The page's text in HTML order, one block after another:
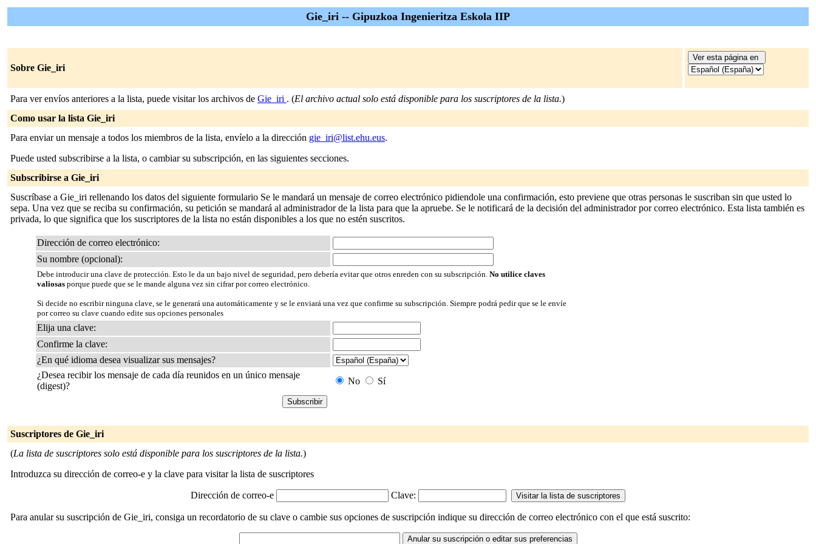
Gie_iri -- Gipuzkoa Ingenieritza Eskola IIP
Sobre Gie_iri
Para ver envíos anteriores a la lista, puede visitar los archivos de Gie_iri . (El archivo actual solo está disponible para los suscriptores de la lista.)
Como usar la lista Gie_iri
Para enviar un mensaje a todos los miembros de la lista, envíelo a la dirección gie_iri@list.ehu.eus.
Puede usted subscribirse a la lista, o cambiar su subscripción, en las siguientes secciones.
Subscribirse a Gie_iri
Suscríbase a Gie_iri rellenando los datos del siguiente formulario Se le mandará un mensaje de correo electrónico pidiendole una confirmación, esto previene que otras personas le suscriban sin que usted lo
sepa. Una vez que se reciba su confirmación, su petición se mandará al administrador de la lista para que la apruebe. Se le notificará de la decisión del administrador por correo electrónico. Esta lista también es
privada, lo que significa que los suscriptores de la lista no están disponibles a los que no estén suscritos.
Dirección de correo electrónico:
Su nombre (opcional):
Debe introducir una clave de protección. Esto le da un bajo nivel de seguridad, pero debería evitar que otros enreden con su subscripción. No utilice claves
valiosas porque puede que se le mande alguna vez sin cifrar por correo electrónico.
Si decide no escribir ninguna clave, se le generará una automáticamente y se le enviará una vez que confirme su subscripción. Siempre podrá pedir que se le envíe
por correo su clave cuando edite sus opciones personales
Elija una clave:
Confirme la clave:
¿En qué idioma desea visualizar sus mensajes?
¿Desea recibir los mensaje de cada día reunidos en un único mensaje
(digest)?
No Sí
Suscriptores de Gie_iri
(La lista de suscriptores solo está disponible para los suscriptores de la lista.)
Introduzca su dirección de correo-e y la clave para visitar la lista de suscriptores
Dirección de correo-e Clave:
Para anular su suscripción de Gie_iri, consiga un recordatorio de su clave o cambie sus opciones de suscripción indique su dirección de correo electrónico con el que está suscrito: